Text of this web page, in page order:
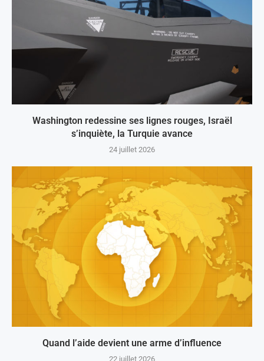
Washington redessine ses lignes rouges, Israël
s’inquiète, la Turquie avance
24 juillet 2026
Quand l’aide devient une arme d’influence
22 juillet 2026